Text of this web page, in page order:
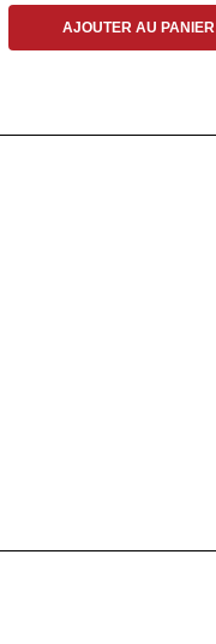
AJOUTER AU PANIER